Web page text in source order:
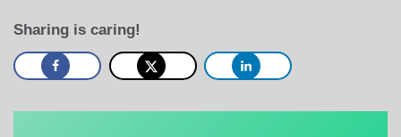
Sharing is caring!